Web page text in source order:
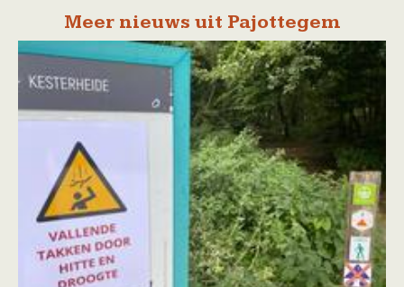
Meer nieuws uit Pajottegem